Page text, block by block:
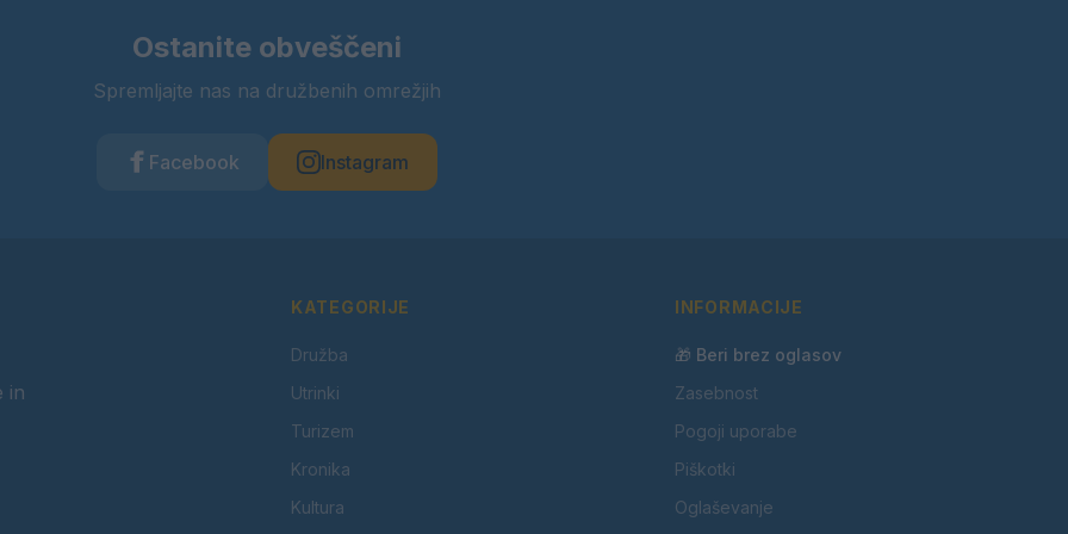
Ostanite obveščeni
Spremljajte nas na družbenih omrežjih
Facebook Instagram
in
KATEGORIJE
Družba
Utrinki
Turizem
Kronika
Kultura
INFORMACIJE
🎁 Beri brez oglasov
Zasebnost
Pogoji uporabe
Piškotki
Oglaševanje